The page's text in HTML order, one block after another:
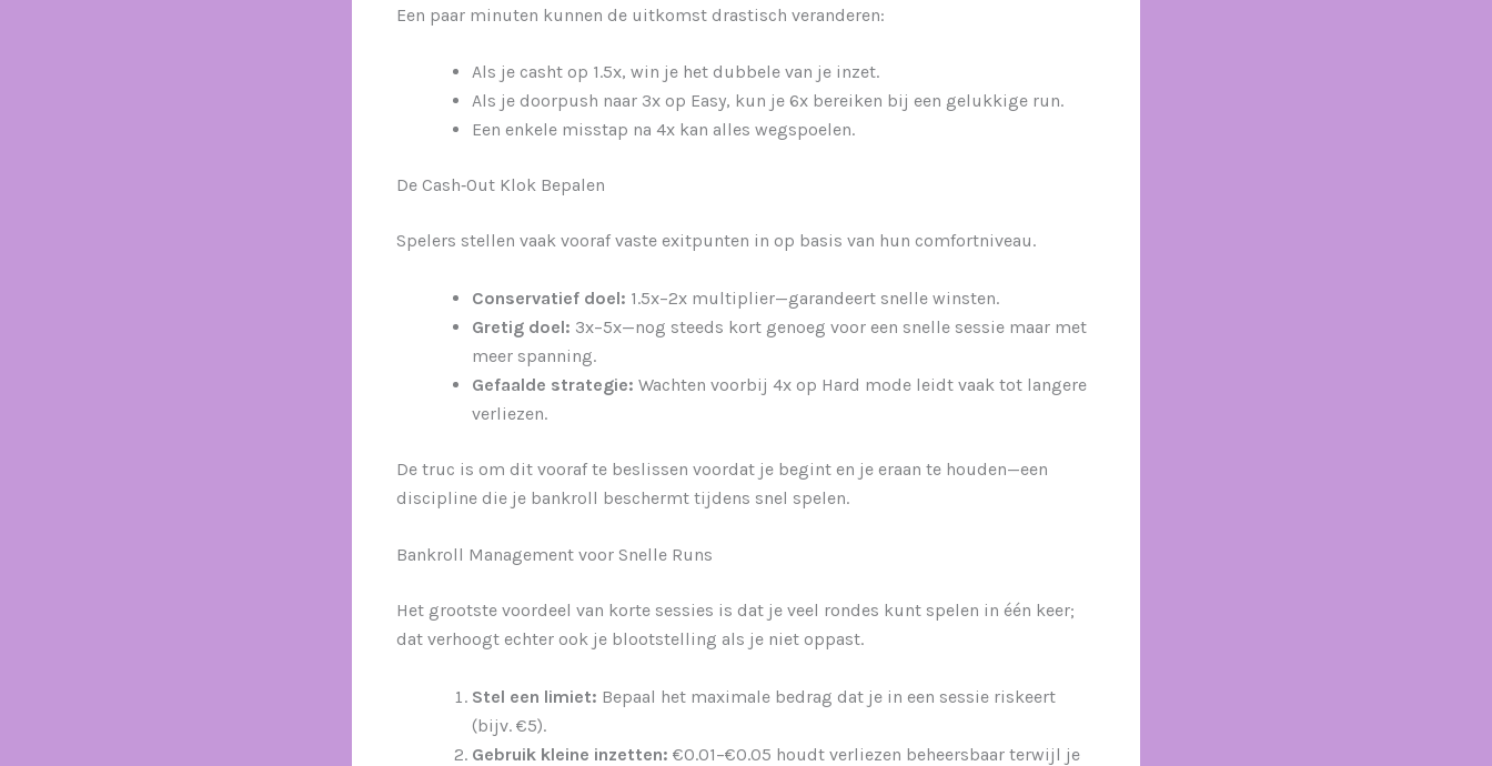
Een paar minuten kunnen de uitkomst drastisch veranderen:
Als je casht op 1.5x, win je het dubbele van je inzet.
Als je doorpush naar 3x op Easy, kun je 6x bereiken bij een gelukkige run.
Een enkele misstap na 4x kan alles wegspoelen.
De Cash‑Out Klok Bepalen
Spelers stellen vaak vooraf vaste exitpunten in op basis van hun comfortniveau.
Conservatief doel: 1.5x–2x multiplier—garandeert snelle winsten.
Gretig doel: 3x–5x—nog steeds kort genoeg voor een snelle sessie maar met
meer spanning.
Gefaalde strategie: Wachten voorbij 4x op Hard mode leidt vaak tot langere
verliezen.
De truc is om dit vooraf te beslissen voordat je begint en je eraan te houden—een
discipline die je bankroll beschermt tijdens snel spelen.
Bankroll Management voor Snelle Runs
Het grootste voordeel van korte sessies is dat je veel rondes kunt spelen in één keer;
dat verhoogt echter ook je blootstelling als je niet oppast.
Stel een limiet: Bepaal het maximale bedrag dat je in een sessie riskeert
(bijv. €5).
Gebruik kleine inzetten: €0.01–€0.05 houdt verliezen beheersbaar terwijl je